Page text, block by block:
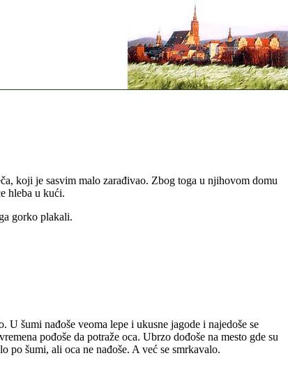
koji je sasvim malo zarađivao. Zbog toga u njihovom domu
hleba u kući.
gorko plakali.
šumi nađoše veoma lepe i ukusne jagode i najedoše se
pođoše da potraže oca. Ubrzo dođoše na mesto gde su
po šumi, ali oca ne nađoše. A već se smrkavalo.